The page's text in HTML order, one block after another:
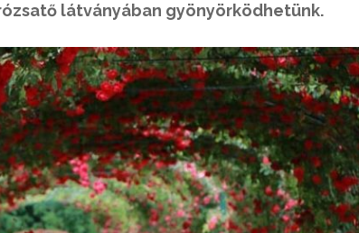
látványában gyönyörködhetünk.